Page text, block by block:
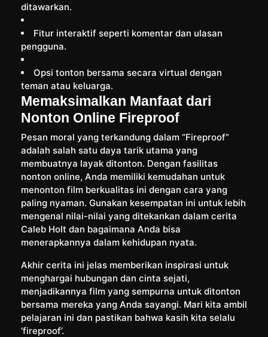
ditawarkan.
Fitur interaktif seperti komentar dan ulasan
pengguna.
Opsi tonton bersama secara virtual dengan
teman atau keluarga.
Memaksimalkan Manfaat dari
Nonton Online Fireproof
Pesan moral yang terkandung dalam “Fireproof”
adalah salah satu daya tarik utama yang
membuatnya layak ditonton. Dengan fasilitas
nonton online, Anda memiliki kemudahan untuk
menonton film berkualitas ini dengan cara yang
paling nyaman. Gunakan kesempatan ini untuk lebih
mengenal nilai-nilai yang ditekankan dalam cerita
Caleb Holt dan bagaimana Anda bisa
menerapkannya dalam kehidupan nyata.
Akhir cerita ini jelas memberikan inspirasi untuk
menghargai hubungan dan cinta sejati,
menjadikannya film yang sempurna untuk ditonton
bersama mereka yang Anda sayangi. Mari kita ambil
pelajaran ini dan pastikan bahwa kasih kita selalu
‘fireproof’.